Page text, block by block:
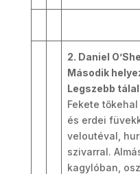
2. Daniel
Második
Legszebb
Fekete
és erdei
veloutéval,
szivarral.
kagylóban,